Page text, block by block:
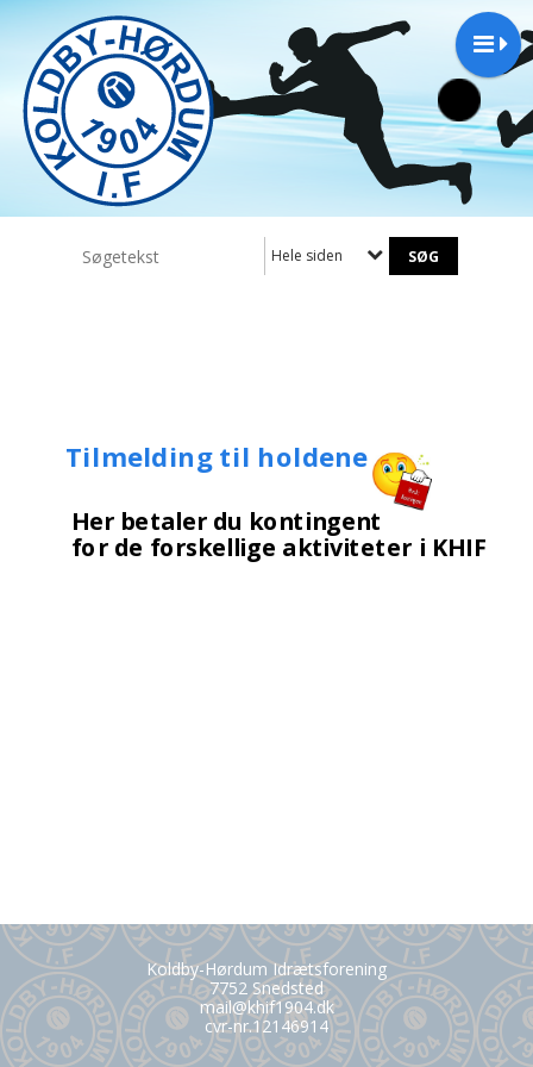
Hele siden
Koldby-Hørdum Idrætsforening
7752 Snedsted
mail@khif1904.dk
cvr-nr.12146914